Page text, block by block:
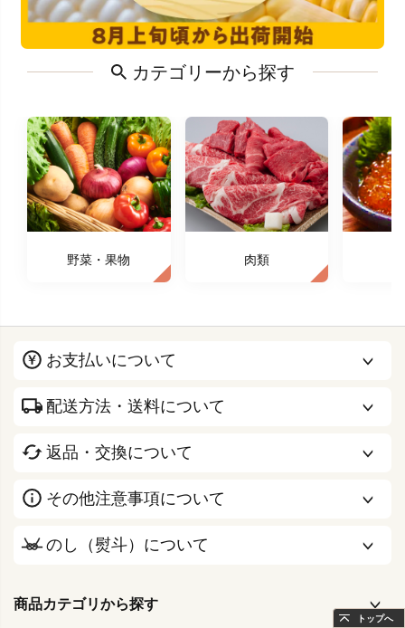
カテゴリーから探す
野菜・果物 肉類
お支払いについて
配送方法・送料について
返品・交換について
その他注意事項について
のし（熨斗）について
商品カテゴリから探す
トップへ